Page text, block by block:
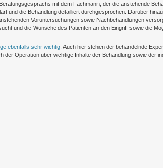
mit dem Fachmann, der die anstehende
und die Behandlung detailliert durchgesprochen. Darüber
Voruntersuchungen sowie Nachbehandlungen
und die Wünsche des Patienten an den Eingriff sowie die
ebenfalls sehr wichtig . Auch hier stehen der behandelnde
Operation über wichtige Inhalte der Behandlung sowie der